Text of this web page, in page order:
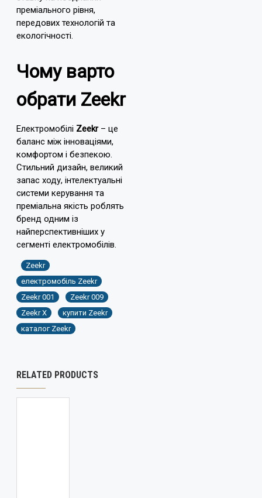
преміального рівня,
передових технологій та
екологічності.
Чому варто
обрати Zeekr
Електромобілі Zeekr– це
баланс між інноваціями,
комфортом і безпекою.
Стильний дизайн, великий
запас ходу, інтелектуальні
системи керування та
преміальна якість роблять
бренд одним із
найперспективніших у
сегменті електромобілів.
Zeekr
електромобіль Zeekr
Zeekr 001
Zeekr 009
Zeekr X
купити Zeekr
каталог Zeekr
RELATED PRODUCTS